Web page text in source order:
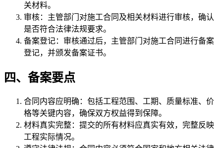
关材料。
审核：主管部门对施工合同及相关材料进行审核，确认
是否符合法律法规要求。
备案登记：审核通过后，主管部门对施工合同进行备案
登记，并颁发备案证书。
四、备案要点
合同内容应明确：包括工程范围、工期、质量标准、价
格等关键内容，确保双方权益得到保障。
材料真实完整：提交的所有材料应真实有效，完整反映
工程实际情况。